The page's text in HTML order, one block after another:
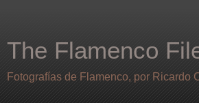
The Flamenco
Fotografías de Flamenco, por Ricardo